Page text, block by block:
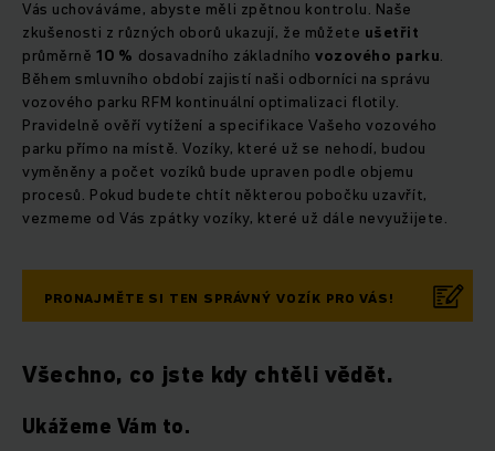
Vás uchováváme, abyste měli zpětnou kontrolu. Naše
zkušenosti z různých oborů ukazují, že můžete ušetřit
průměrně10 % dosavadního základního vozového parku.
Během smluvního období zajistí naši odborníci na správu
vozového parku RFM kontinuální optimalizaci flotily.
Pravidelně ověří vytížení a specifikace Vašeho vozového
parku přímo na místě. Vozíky, které už se nehodí, budou
vyměněny a počet vozíků bude upraven podle objemu
procesů. Pokud budete chtít některou pobočku uzavřít,
vezmeme od Vás zpátky vozíky, které už dále nevyužijete.
PRONAJMĚTE SI TEN SPRÁVNÝ VOZÍK PRO VÁS!
Všechno, co jste kdy chtěli vědět.
Ukážeme Vám to.